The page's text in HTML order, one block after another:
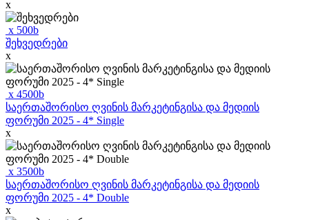
x
x 500b
შეხვედრები
x
x 4500b
საერთაშორისო ღვინის მარკეტინგისა და მედიის
ფორუმი 2025 - 4* Single
x
x 3500b
საერთაშორისო ღვინის მარკეტინგისა და მედიის
ფორუმი 2025 - 4* Double
x